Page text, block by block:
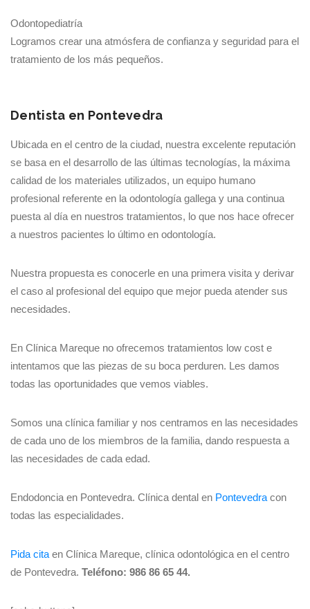
Odontopediatría
Logramos crear una atmósfera de confianza y seguridad para el
tratamiento de los más pequeños.
Dentista en Pontevedra
Ubicada en el centro de la ciudad, nuestra excelente reputación
se basa en el desarrollo de las últimas tecnologías, la máxima
calidad de los materiales utilizados, un equipo humano
profesional referente en la odontología gallega y una continua
puesta al día en nuestros tratamientos, lo que nos hace ofrecer
a nuestros pacientes lo último en odontología.
Nuestra propuesta es conocerle en una primera visita y derivar
el caso al profesional del equipo que mejor pueda atender sus
necesidades.
En Clínica Mareque no ofrecemos tratamientos low cost e
intentamos que las piezas de su boca perduren. Les damos
todas las oportunidades que vemos viables.
Somos una clínica familiar y nos centramos en las necesidades
de cada uno de los miembros de la familia, dando respuesta a
las necesidades de cada edad.
Endodoncia en Pontevedra. Clínica dental en Pontevedra con
todas las especialidades.
Pida cita en Clínica Mareque, clínica odontológica en el centro
de Pontevedra. Teléfono: 986 86 65 44.